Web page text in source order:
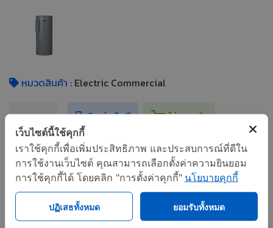
หมวดสินค้า : Electric Commercial
ติดต่อทันที ใส่ตระกร้า
คำค้นหา :
Dura-Power™ DEN and DEL Series
Commercial Electric Water Heaters,เครื่องทำน้ำร้อน
จำหน่ายเครื่องทำน้ำร้อน เครื่องทำน้ำร้อน A.O. Smith
เครื่องทำน้ำร้อนแบบใช้ไฟฟ้า เครื่องทำน้ำร้อนไฟฟ้า,
เว็บไซต์นี้ใช้คุกกี้
เราใช้คุกกี้เพื่อเพิ่มประสิทธิภาพ และประสบการณ์ที่ดีใน
การใช้งานเว็บไซต์ คุณสามารถเลือกตั้งค่าความยินยอม
การใช้คุกกี้ได้ โดยคลิก "การตั้งค่าคุกกี้" นโยบายคุกกี้
ปฏิเสธทั้งหมด ยอมรับทั้งหมด